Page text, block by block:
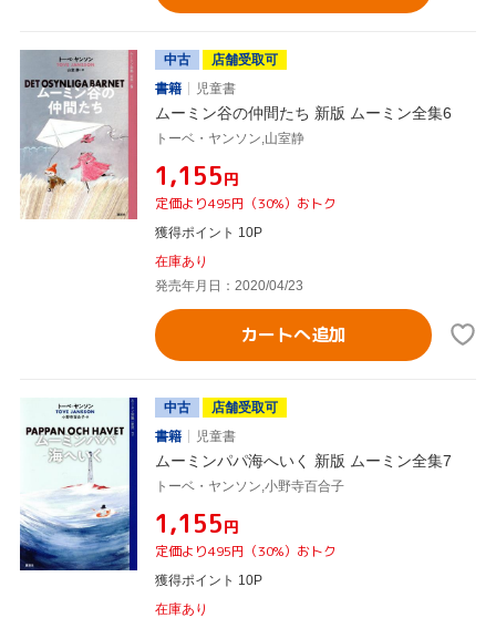
中古
店舗受取可
書籍
児童書
ムーミン谷の仲間たち 新版 ムーミン全集6
トーベ・ヤンソン,山室静
¥1,155円
定価より495円（30%）おトク
獲得ポイント 10P
在庫あり
発売年月日：2020/04/23
カートへ追加
中古
店舗受取可
書籍
児童書
ムーミンパパ海へいく 新版 ムーミン全集7
トーベ・ヤンソン,小野寺百合子
¥1,155円
定価より495円（30%）おトク
獲得ポイント 10P
在庫あり